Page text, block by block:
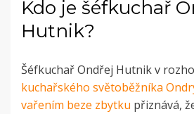
Kdo je šéfkuchař
Hutnik?
Šéfkuchař Ondřej Hutnik v
kuchařského světoběžníka
vařením beze zbytku přiznává,